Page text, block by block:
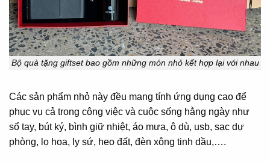
Bộ quà tặng giftset bao gồm những món nhỏ kết hợp lại với nhau
Các sản phẩm nhỏ này đều mang tính ứng dụng cao để
phục vụ cả trong công việc và cuộc sống hằng ngày như
sổ tay, bút ký, bình giữ nhiệt, áo mưa, ô dù, usb, sạc dự
phòng, lọ hoa, ly sứ, heo đất, đèn xông tinh dầu,….